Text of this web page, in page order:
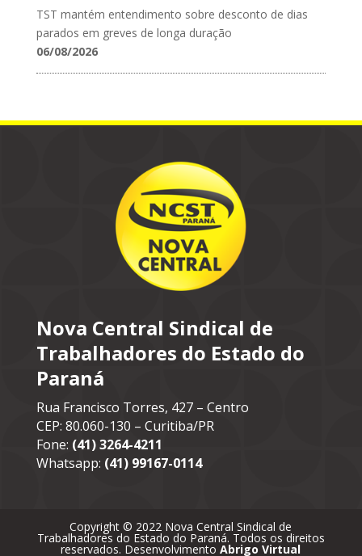
TST mantém entendimento sobre desconto de dias
parados em greves de longa duração
06/08/2026
Nova Central Sindical de
Trabalhadores do Estado do
Paraná
Rua Francisco Torres, 427 – Centro
CEP: 80.060-130 – Curitiba/PR
Fone: (41) 3264-4211
Whatsapp: (41) 99167-0114
Copyright © 2022 Nova Central Sindical de
Trabalhadores do Estado do Paraná. Todos os direitos
reservados. DesenvolvimentoAbrigo Virtual